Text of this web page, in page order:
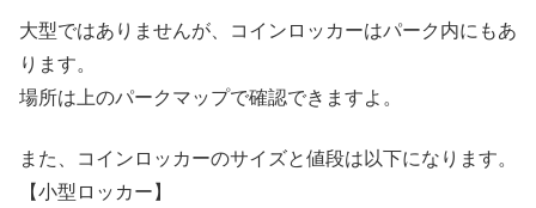
大型ではありませんが、コインロッカーはパーク内にもあ
ります。
場所は上のパークマップで確認できますよ。
また、コインロッカーのサイズと値段は以下になります。
【小型ロッカー】